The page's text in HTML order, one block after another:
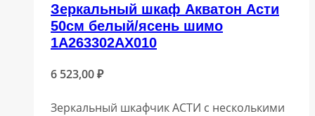
Зеркальный шкаф Акватон Асти
50см белый/ясень шимо
1A263302AX010
6 523,00₽
Зеркальный шкафчик АСТИ с несколькими